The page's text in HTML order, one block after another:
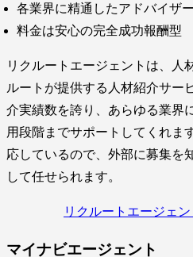
各業界に精通したアドバイザ
料金は安心の完全成功報酬型
リクルートエージェントは、人
ルートが提供する人材紹介サー
介実績数を誇り、あらゆる業界
用段階までサポートしてくれま
応しているので、外部に募集を
して任せられます。
リクルートエージェ
マイナビエージェント